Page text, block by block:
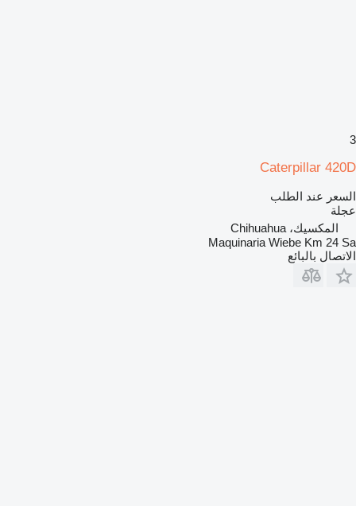
3
Caterpillar 420D
السعر عند الطلب
عجلة
المكسيك، Chihuahua
Maquinaria Wiebe Km 24 Sa
الاتصال بالبائع